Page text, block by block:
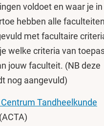
voldoet en waar je in
hebben alle
met facultaire
welke criteria van
jouw faculteit. (NB deze
nog aangevuld)
Tandheelkunde
(ACTA)